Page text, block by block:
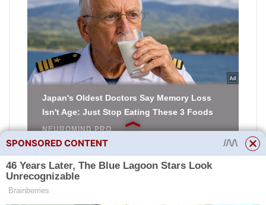
SPONSORED CONTENT